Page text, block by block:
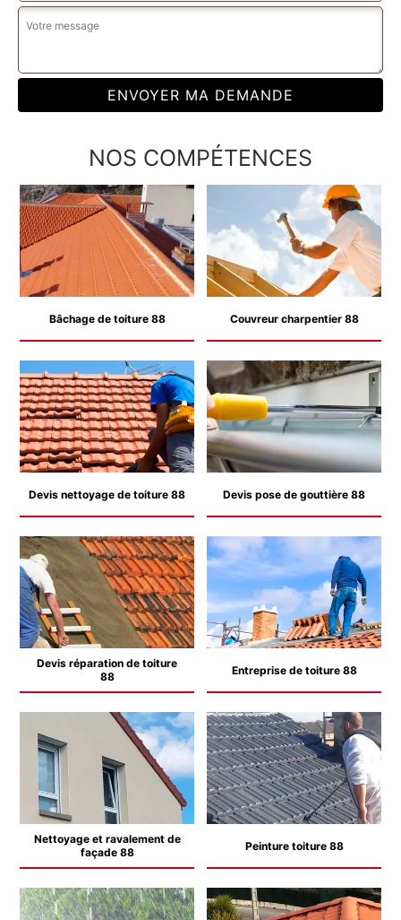
NOS COMPÉTENCES
Bâchage de toiture 88 Couvreur charpentier 88
Devis nettoyage de toiture 88 Devis pose de gouttière 88
Devis réparation de toiture
88
Entreprise de toiture 88
Nettoyage et ravalement de
façade 88
Peinture toiture 88